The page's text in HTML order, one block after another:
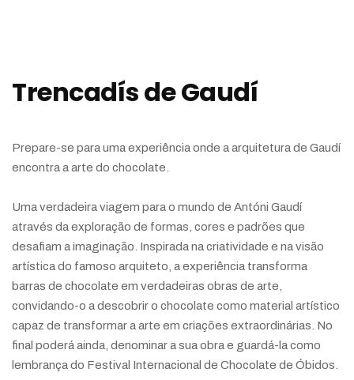
Trencadís de Gaudí
Prepare-se para uma experiência onde a arquitetura de Gaudí
encontra a arte do chocolate.
Uma verdadeira viagem para o mundo de Antóni Gaudí
através da exploração de formas, cores e padrões que
desafiam a imaginação. Inspirada na criatividade e na visão
artística do famoso arquiteto, a experiência transforma
barras de chocolate em verdadeiras obras de arte,
convidando-o a descobrir o chocolate como material artístico
capaz de transformar a arte em criações extraordinárias. No
final poderá ainda, denominar a sua obra e guardá-la como
lembrança do Festival Internacional de Chocolate de Óbidos.